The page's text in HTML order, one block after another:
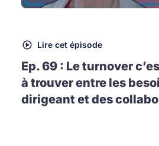
Lire cet épisode
Ep. 69 : Le turnover
à trouver entre les
dirigeant et des